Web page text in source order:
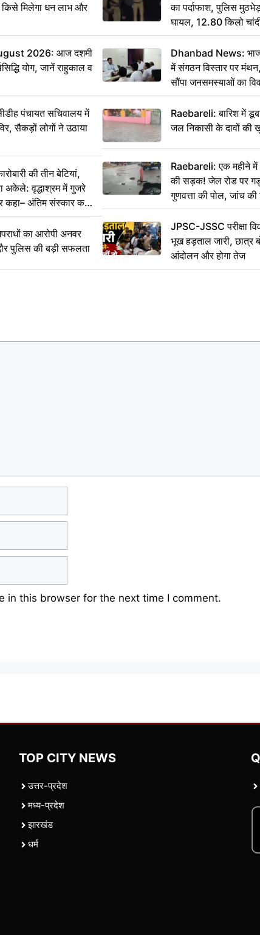
मिलेगा धन लाभ और
2026: आज दशमी
योग, जानें राहुकाल व
पंचायत सचिवालय में
सैकड़ों लोगों ने उठाया
की तीन बेटियां,
अकेले: वृद्धाश्रम में गुजरे
अंतिम संस्कार कर
का आरोपी अनवर
पुलिस की बड़ी सफलता
का पर्दाफाश, पुलिस
घायल, 12.80 किलो
Dhanbad News:
में संगठन विस्तार पर
सौंपा जनसमस्याओं का
Raebareli: बारिश में
जल निकासी के दावों की
Raebareli: एक महीने
की सड़क! जेल रोड पर
गुणवत्ता की पोल, जांच की
JPSC-JSSC परीक्षा
भूख हड़ताल जारी, छात्र
आंदोलन और होगा तेज
in this browser for the next time I comment.
TOP CITY NEWS
उत्तर-प्रदेश
मध्य-प्रदेश
झारखंड
धर्म